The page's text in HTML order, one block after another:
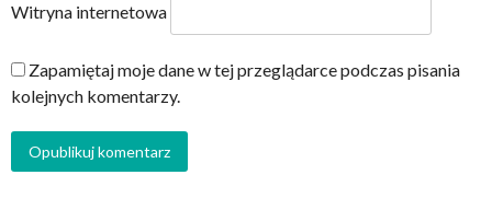
Witryna internetowa
Zapamiętaj moje dane w tej przeglądarce podczas pisania
kolejnych komentarzy.